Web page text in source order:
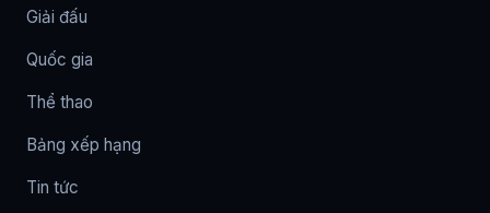
Giải đấu
Quốc gia
Thể thao
Bảng xếp hạng
Tin tức